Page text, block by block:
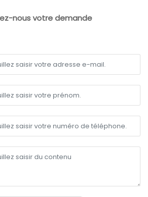
nous votre demande